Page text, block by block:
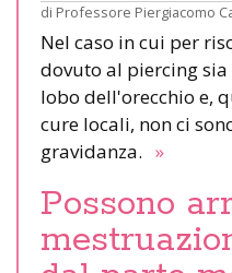
di Professore Piergiacomo
Nel caso in cui per
dovuto al piercing
lobo dell'orecchio e,
cure locali, non ci
gravidanza. »
Possono